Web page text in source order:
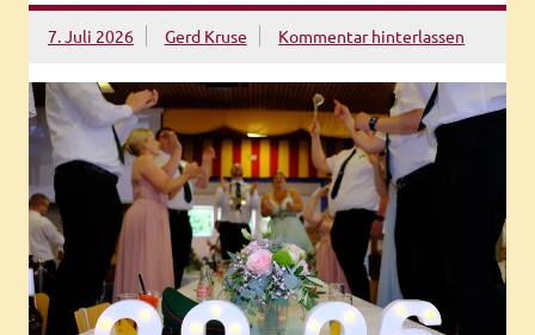
7. Juli 2026 Gerd Kruse Kommentar hinterlassen